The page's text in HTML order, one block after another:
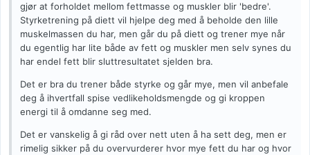
gjør at forholdet mellom fettmasse og muskler blir 'bedre'.
Styrketrening på diett vil hjelpe deg med å beholde den lille
muskelmassen du har, men går du på diett og trener mye når
du egentlig har lite både av fett og muskler men selv synes du
har endel fett blir sluttresultatet sjelden bra.
Det er bra du trener både styrke og går mye, men vil anbefale
deg å ihvertfall spise vedlikeholdsmengde og gi kroppen
energi til å omdanne seg med.
Det er vanskelig å gi råd over nett uten å ha sett deg, men er
rimelig sikker på du overvurderer hvor mye fett du har og hvor